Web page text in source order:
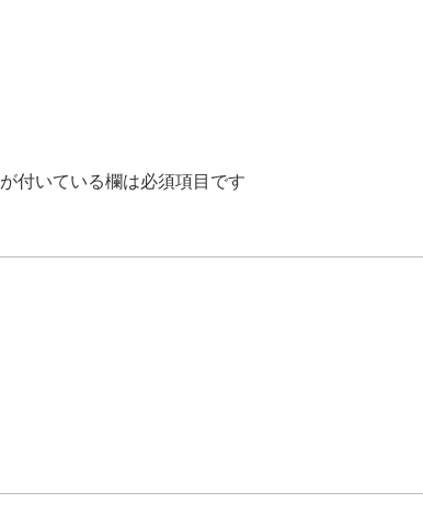
が付いている欄は必須項目です